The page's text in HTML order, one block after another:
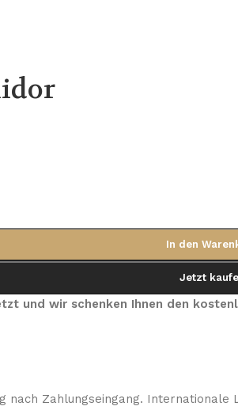
In den
Jetzt
und wir schenken Ihnen den
Zahlungseingang.